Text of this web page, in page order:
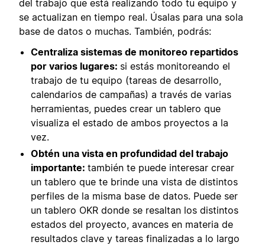
del trabajo que está realizando todo tu equipo y
se actualizan en tiempo real. Úsalas para una sola
base de datos o muchas. También, podrás:
Centraliza sistemas de monitoreo repartidos
por varios lugares: si estás monitoreando el
trabajo de tu equipo (tareas de desarrollo,
calendarios de campañas) a través de varias
herramientas, puedes crear un tablero que
visualiza el estado de ambos proyectos a la
vez.
Obtén una vista en profundidad del trabajo
importante: también te puede interesar crear
un tablero que te brinde una vista de distintos
perfiles de la misma base de datos. Puede ser
un tablero OKR donde se resaltan los distintos
estados del proyecto, avances en materia de
resultados clave y tareas finalizadas a lo largo